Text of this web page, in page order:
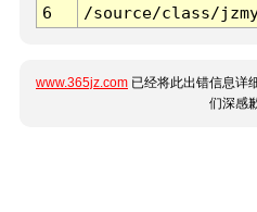
6
/source/class/
www.365jz.com 已经将此出错信息详
们深感